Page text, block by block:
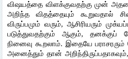
விஷயத்தை விளக்குவதற்கு முன்
அறிந்த விதத்தையும் கூறுவதால்
விருப்பமும் வரும், ஆசிரியரும்
படுத்துவதற்கும் ஆகும், தனக்குப்
நினைவு கூறலாம். இதையே
அனைத்தும் தான்